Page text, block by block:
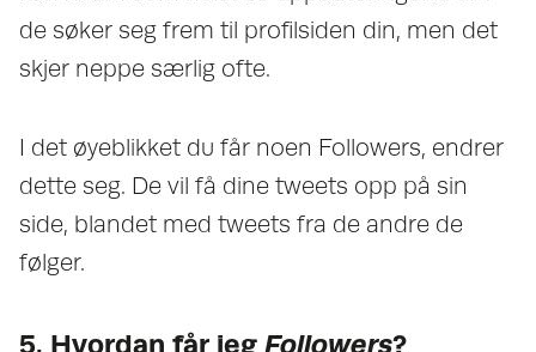
de søker seg frem til profilsiden din, men det
skjer neppe særlig ofte.
I det øyeblikket du får noen Followers, endrer
dette seg. De vil få dine tweets opp på sin
side, blandet med tweets fra de andre de
følger.
5. Hvordan får jeg Followers?